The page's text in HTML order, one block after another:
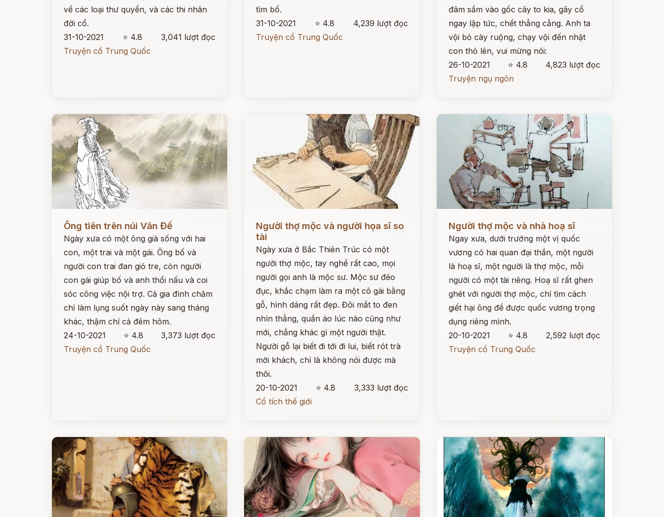
về các loại thư quyển, và các thi nhân
đời cổ.
31-10-2021
⭐ 4.8
3,041 lượt đọc
Truyện cổ Trung Quốc
tìm bố.
31-10-2021
⭐ 4.8
4,239 lượt đọc
Truyện cổ Trung Quốc
đâm sầm vào gốc cây to kia, gãy cổ
ngay lập tức, chết thẳng cẳng. Anh ta
vội bỏ cày ruộng, chạy vội đến nhặt
con thỏ lên, vui mừng nói:
26-10-2021
⭐ 4.8
4,823 lượt đọc
Truyện ngụ ngôn
Đọc ngay
Ông tiên trên núi Vân Đế
Ngày xưa có một ông già sống với hai
con, một trai và một gái. Ông bố và
người con trai đan giỏ tre, còn người
con gái giúp bố và anh thổi nấu và coi
sóc công việc nội trợ. Cả gia đình chăm
chỉ làm lụng suốt ngày này sang tháng
khác, thậm chí cả đêm hôm.
24-10-2021
⭐ 4.8
3,373 lượt đọc
Truyện cổ Trung Quốc
Người thợ mộc và người họa sĩ so
tài
Ngày xưa ở Bắc Thiên Trúc có một
người thợ mộc, tay nghề rất cao, mọi
người gọi anh là mộc sư. Mộc sư đẽo
đục, khắc chạm làm ra một cô gái bằng
gỗ, hình dáng rất đẹp. Đôi mắt to đen
nhìn thẳng, quần áo lúc nào cũng như
mới, chẳng khác gì một người thật.
Người gỗ lại biết đi tới đi lui, biết rót trà
mời khách, chỉ là không nói được mà
thôi.
20-10-2021
⭐ 4.8
3,333 lượt đọc
Cổ tích thế giới
Người thợ mộc và nhà hoạ sĩ
Ngay xưa, dưới trướng một vị quốc
vương có hai quan đại thần, một người
là hoạ sĩ, một người là thợ mộc, mỗi
người có một tài riêng. Hoạ sĩ rất ghen
ghét với người thợ mộc, chỉ tìm cách
giết hại ông để được quốc vương trọng
dụng riêng mình.
20-10-2021
⭐ 4.8
2,592 lượt đọc
Truyện cổ Trung Quốc